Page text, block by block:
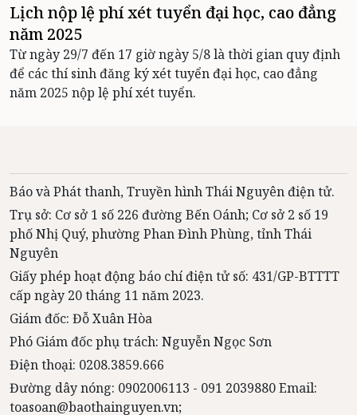
Lịch nộp lệ phí xét tuyển đại học, cao đẳng
năm 2025
Từ ngày 29/7 đến 17 giờ ngày 5/8 là thời gian quy định
để các thí sinh đăng ký xét tuyển đại học, cao đẳng
năm 2025 nộp lệ phí xét tuyển.
Báo và Phát thanh, Truyền hình Thái Nguyên điện tử.
Trụ sở: Cơ sở 1 số 226 đường Bến Oánh; Cơ sở 2 số 19
phố Nhị Quý, phường Phan Đình Phùng, tỉnh Thái
Nguyên
Giấy phép hoạt động báo chí điện tử số: 431/GP-BTTTT
cấp ngày 20 tháng 11 năm 2023.
Giám đốc: Đỗ Xuân Hòa
Phó Giám đốc phụ trách: Nguyễn Ngọc Sơn
Điện thoại: 0208.3859.666
Đường dây nóng: 0902006113 - 091 2039880 Email:
toasoan@baothainguyen.vn;